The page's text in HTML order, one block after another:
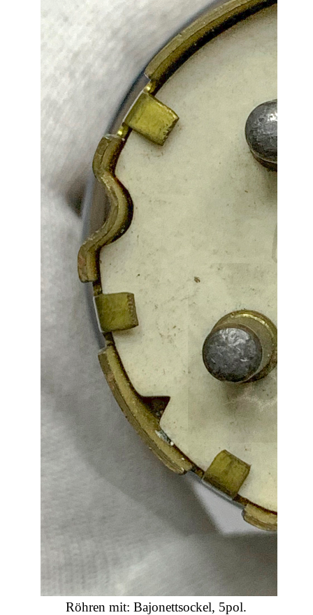
Röhren mit: Bajonettsockel, 5pol.